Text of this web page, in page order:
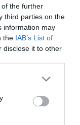
the further
third parties on the
information may
the IAB’s List of
disclose it to other
or more Google
You may click to
party tags to
in below Google